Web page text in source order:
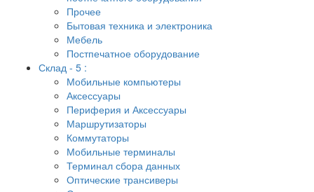
Прочее
Бытовая техника и электроника
Мебель
Постпечатное оборудование
Склад - 5 :
Мобильные компьютеры
Аксессуары
Периферия и Аксессуары
Маршрутизаторы
Коммутаторы
Мобильные терминалы
Терминал сбора данных
Оптические трансиверы